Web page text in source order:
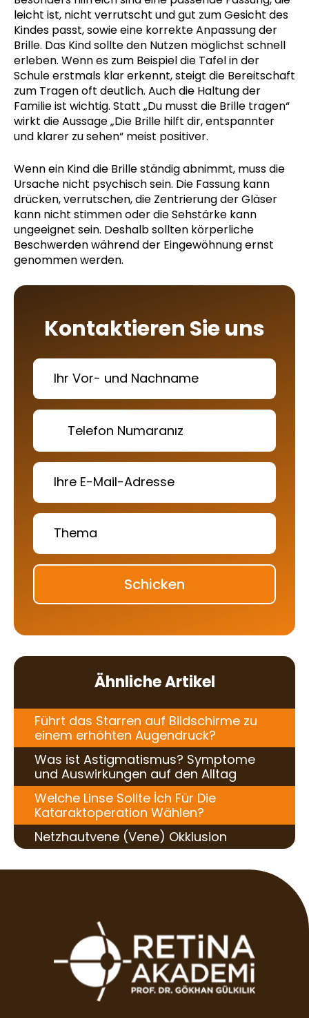
leicht ist, nicht verrutscht und gut zum Gesicht des
Kindes passt, sowie eine korrekte Anpassung der
Brille. Das Kind sollte den Nutzen möglichst schnell
erleben. Wenn es zum Beispiel die Tafel in der
Schule erstmals klar erkennt, steigt die Bereitschaft
zum Tragen oft deutlich. Auch die Haltung der
Familie ist wichtig. Statt „Du musst die Brille tragen“
wirkt die Aussage „Die Brille hilft dir, entspannter
und klarer zu sehen“ meist positiver.
Wenn ein Kind die Brille ständig abnimmt, muss die
Ursache nicht psychisch sein. Die Fassung kann
drücken, verrutschen, die Zentrierung der Gläser
kann nicht stimmen oder die Sehstärke kann
ungeeignet sein. Deshalb sollten körperliche
Beschwerden während der Eingewöhnung ernst
genommen werden.
Kontaktieren Sie uns
Schicken
Ähnliche Artikel
Führt das Starren auf Bildschirme zu
einem erhöhten Augendruck?
Was ist Astigmatismus? Symptome
und Auswirkungen auf den Alltag
Welche Linse Sollte İch Für Die
Kataraktoperation Wählen?
Netzhautvene (Vene) Okklusion